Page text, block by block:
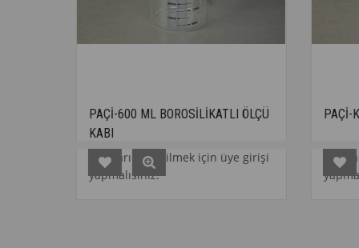
600 ML BOROSİLİKATLI ÖLÇÜ
görebilmek için üye girişi
PAÇİ-KULPSUZ ÖLÇÜ
Fiyatları görebilmek